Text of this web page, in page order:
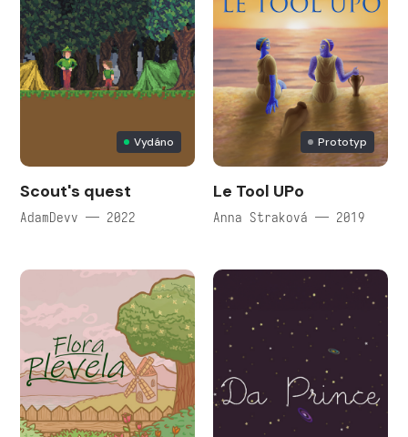
Vydáno
Scout's quest
AdamDevv — 2022
Prototyp
Le Tool UPo
Anna Straková — 2019